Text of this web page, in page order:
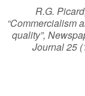
R.G.
“Commercialism
quality”,
Journal 25